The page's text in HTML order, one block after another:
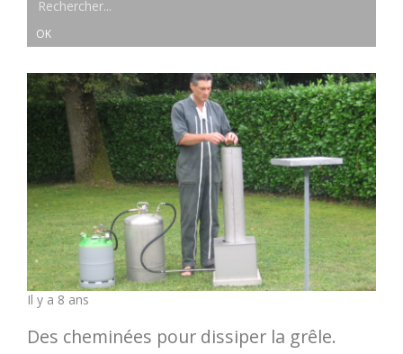
Il y a 8 ans
Des cheminées pour dissiper la grêle.